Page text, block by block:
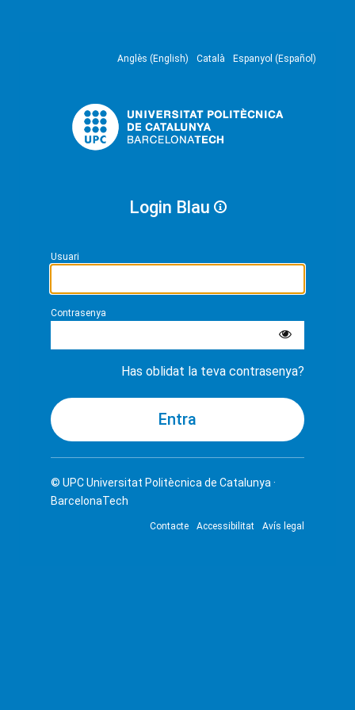
Anglès (English) Català Espanyol (Español)
Login Blau
Usuari
Contrasenya
Has oblidat la teva contrasenya?
© UPCUniversitat Politècnica de Catalunya ·
BarcelonaTech
Contacte Accessibilitat Avís legal